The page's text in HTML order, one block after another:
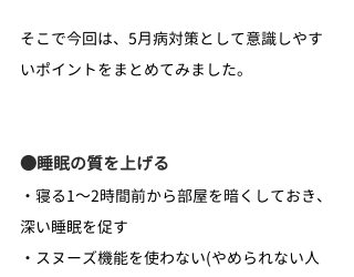
そこで今回は、5月病対策として意識しやす
いポイントをまとめてみました。
●睡眠の質を上げる
・寝る1～2時間前から部屋を暗くしておき、
深い睡眠を促す
・スヌーズ機能を使わない(やめられない人